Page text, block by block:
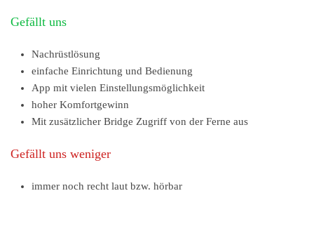
Gefällt uns
Nachrüstlösung
einfache Einrichtung und Bedienung
App mit vielen Einstellungsmöglichkeit
hoher Komfortgewinn
Mit zusätzlicher Bridge Zugriff von der Ferne aus
Gefällt uns weniger
immer noch recht laut bzw. hörbar